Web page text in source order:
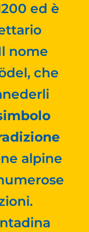
ed è
nome
che
alpine